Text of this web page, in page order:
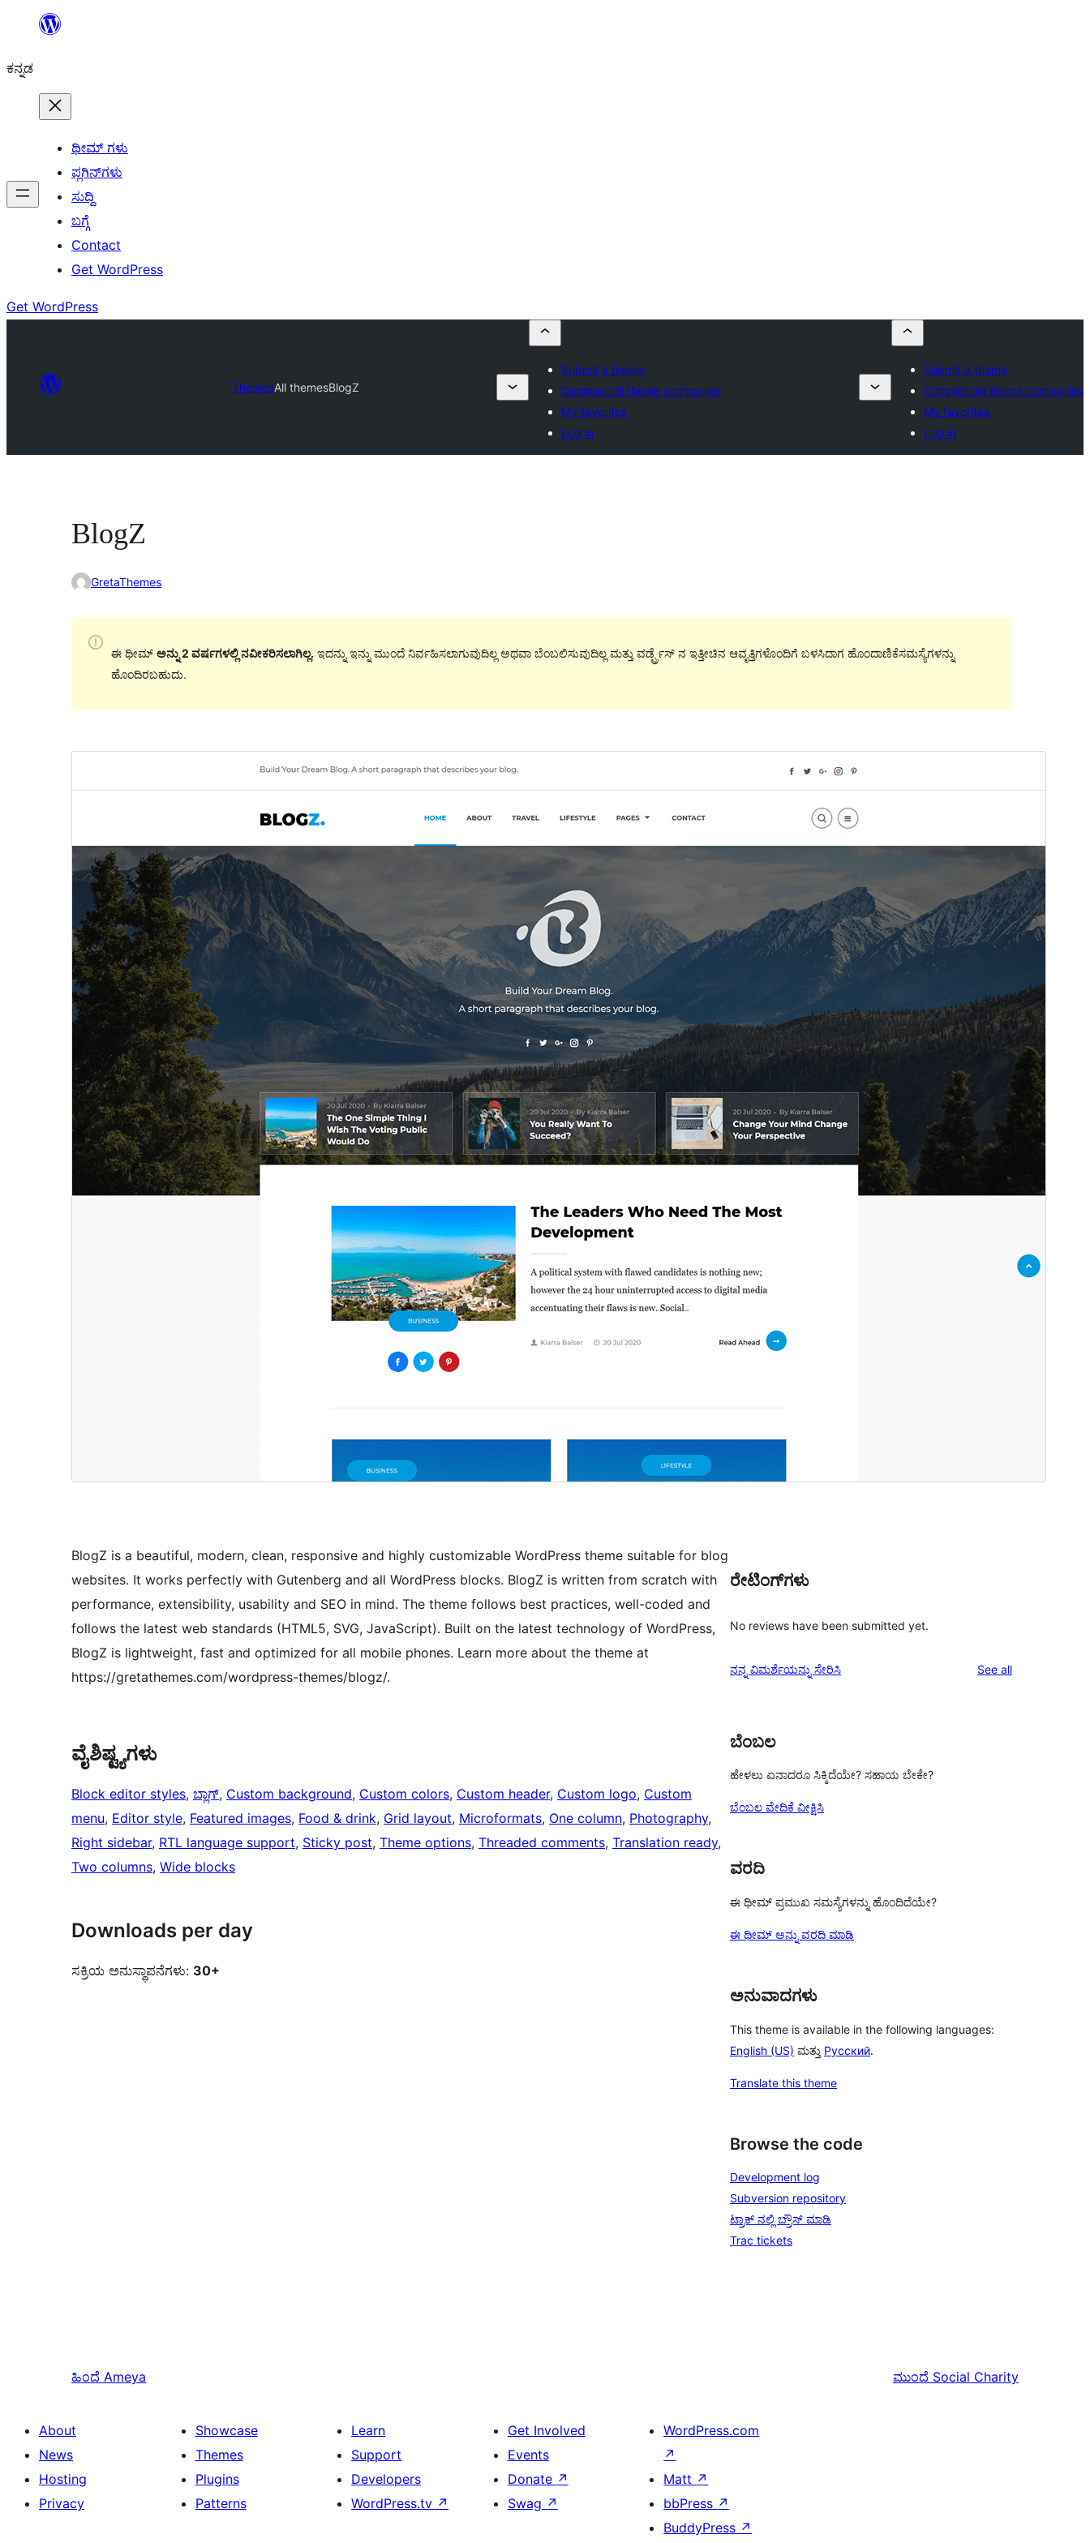
ವಿಷಯಕ್ಕೆ
ಕನ್ನಡ
ಥೀಮ್ ಗಳು
ಪ್ಲಗಿನ್‌ಗಳು
ಸುದ್ದಿ
ಬಗ್ಗೆ
Contact
Get WordPress
Get WordPress
ThemesAll themesBlogZ
Submit a theme
Commercial theme companies
My favorites
Log in
Submit a theme
Commercial theme companies
My favorites
Log in
BlogZ
GretaThemes
ಈ ಥೀಮ್ ಅನ್ನು 2 ವರ್ಷಗಳಲ್ಲಿ ನವೀಕರಿಸಲಾಗಿಲ್ಲ. ಇದನ್ನು ಇನ್ನು ಮುಂದೆ ನಿರ್ವಹಿಸಲಾಗುವುದಿಲ್ಲ ಅಥವಾ ಬೆಂಬಲಿಸುವುದಿಲ್ಲ ಮತ್ತು ವರ್ಡ್ಪ್ರೆಸ್ ನ ಇತ್ತೀಚಿನ ಆವೃತ್ತಿಗಳೊಂದಿಗೆ ಬಳಸಿದಾಗ ಹೊಂದಾಣಿಕೆಸಮಸ್ಯೆಗಳನ್ನು
ಹೊಂದಿರಬಹುದು.
ಡೌನ್ಲೋಡ್ ಮಾಡಿ
7.2
BlogZ is a beautiful, modern, clean, responsive and highly customizable WordPress theme suitable for blog
websites. It works perfectly with Gutenberg and all WordPress blocks. BlogZ is written from scratch with
performance, extensibility, usability and SEO in mind. The theme follows best practices, well-coded and
follows the latest web standards (HTML5, SVG, JavaScript). Built on the latest technology of WordPress,
BlogZ is lightweight, fast and optimized for all mobile phones. Learn more about the theme at
https://gretathemes.com/wordpress-themes/blogz/.
ವೈಶಿಷ್ಟ್ಯಗಳು
Block editor styles, ಬ್ಲಾಗ್, Custom background, Custom colors, Custom header, Custom logo, Custom
menu, Editor style, Featured images, Food & drink, Grid layout, Microformats, One column, Photography
Right sidebar, RTL language support, Sticky post, Theme options, Threaded comments, Translation ready
Two columns, Wide blocks
Downloads per day
ಸಕ್ರಿಯ ಅನುಸ್ಥಾಪನೆಗಳು: 30+
ರೇಟಿಂಗ್‌ಗಳು
No reviews have been submitted yet.
ನನ್ನ ವಿಮರ್ಶೆಯನ್ನು ಸೇರಿಸಿ See allreviews
ಬೆಂಬಲ
ಹೇಳಲು ಏನಾದರೂ ಸಿಕ್ಕಿದೆಯೇ? ಸಹಾಯ ಬೇಕೇ?
ಬೆಂಬಲ ವೇದಿಕೆ ವೀಕ್ಷಿಸಿ
ವರದಿ
ಈ ಥೀಮ್ ಪ್ರಮುಖ ಸಮಸ್ಯೆಗಳನ್ನು ಹೊಂದಿದೆಯೇ?
ಈ ಥೀಮ್ ಅನ್ನು ವರದಿ ಮಾಡಿ
ಅನುವಾದಗಳು
This theme is available in the following languages:
English (US) ಮತ್ತು Русский.
Translate this theme
Browse the code
Development log
Subversion repository
ಟ್ರಾಕ್ ನಲ್ಲಿ ಬ್ರೌಸ್ ಮಾಡಿ
Trac tickets
ಹಿಂದೆ Ameya ಮುಂದೆ Social Charity
About
News
Hosting
Privacy
Showcase
Themes
Plugins
Patterns
Learn
Support
Developers
WordPress.tv ↗
Get Involved
Events
Donate ↗
Swag ↗
WordPress.com
↗
Matt ↗
bbPress ↗
BuddyPress ↗